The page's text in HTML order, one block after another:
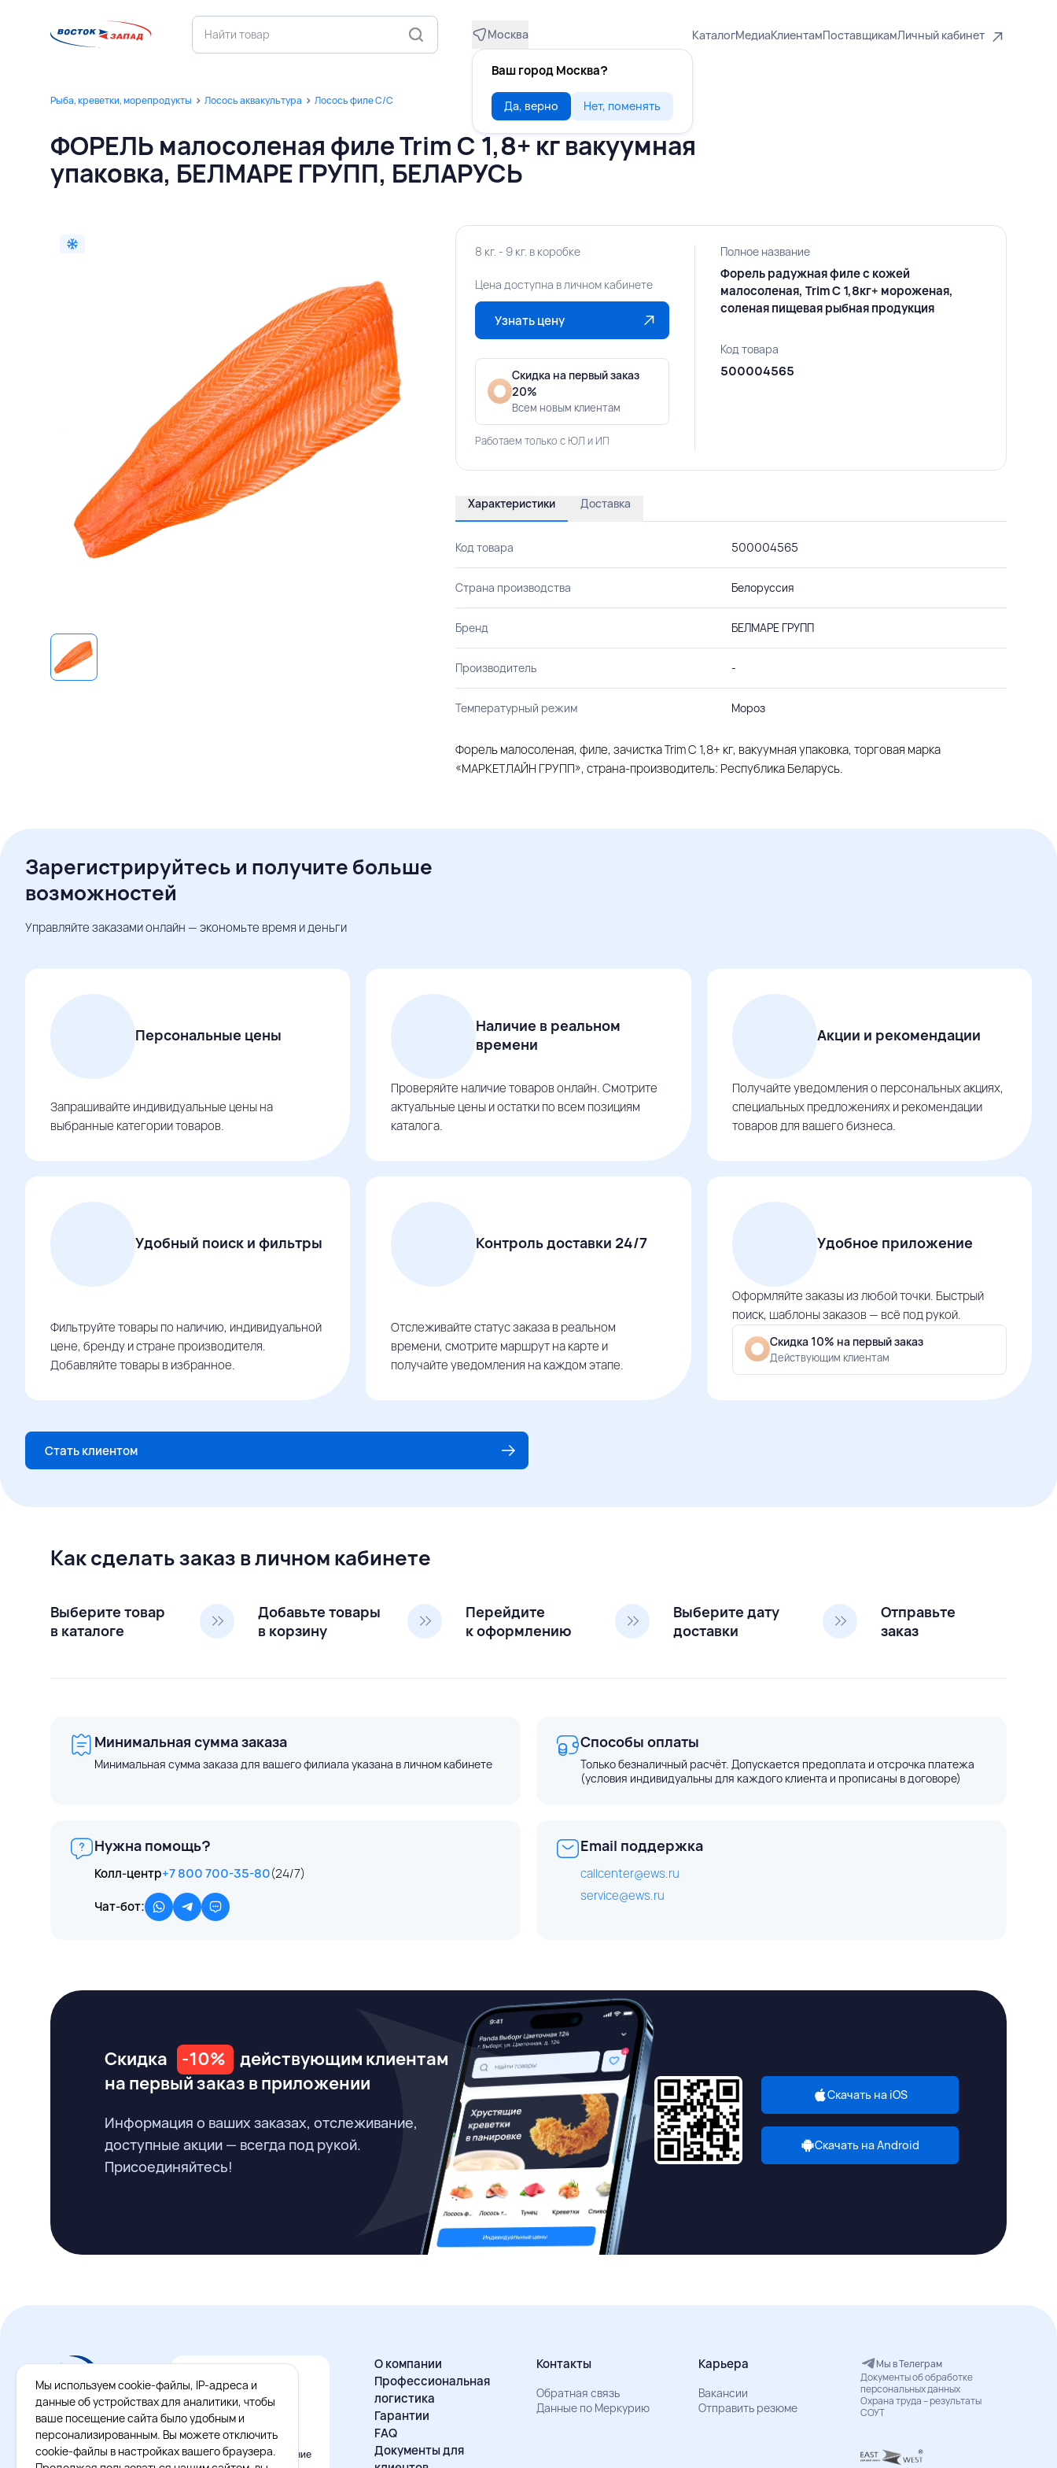
Москва
Ваш город Москва?
Да, верно Нет, поменять
КаталогМедиаКлиентамПоставщикамЛичный кабинет
Рыба, креветки, морепродукты Лосось аквакультура Лосось филе С/С
ФОРЕЛЬ малосоленая филе Trim C 1,8+ кг вакуумная
упаковка, БЕЛМАРЕ ГРУПП, БЕЛАРУСЬ
8 кг. - 9 кг. в коробке
Цена доступна в личном кабинете
Узнать цену
Скидка на первый заказ
20%
Всем новым клиентам
Работаем только с ЮЛ и ИП
Полное название
Форель радужная филе c кожей
малосоленая, Trim C 1,8кг+ мороженая,
соленая пищевая рыбная продукция
Код товара
500004565
Характеристики Доставка
Код товара 500004565
Страна производства Белоруссия
Бренд БЕЛМАРЕ ГРУПП
Производитель -
Температурный режим Мороз
Форель малосоленая, филе, зачистка Trim С 1,8+ кг, вакуумная упаковка, торговая марка
«МАРКЕТЛАЙН ГРУПП», страна-производитель: Республика Беларусь.
Зарегистрируйтесь и получите больше
возможностей
Управляйте заказами онлайн — экономьте время и деньги
Персональные цены
Запрашивайте индивидуальные цены на
выбранные категории товаров.
Наличие в реальном
времени
Проверяйте наличие товаров онлайн. Смотрите
актуальные цены и остатки по всем позициям
каталога.
Акции и рекомендации
Получайте уведомления о персональных акциях,
специальных предложениях и рекомендации
товаров для вашего бизнеса.
Удобный поиск и фильтры
Фильтруйте товары по наличию, индивидуальной
цене, бренду и стране производителя.
Добавляйте товары в избранное.
Контроль доставки 24/7
Отслеживайте статус заказа в реальном
времени, смотрите маршрут на карте и
получайте уведомления на каждом этапе.
Удобное приложение
Оформляйте заказы из любой точки. Быстрый
поиск, шаблоны заказов — всё под рукой.
Скидка 10% на первый заказ
Действующим клиентам
Стать клиентом
Как сделать заказ в личном кабинете
Выберите товар
в каталоге
Добавьте товары
в корзину
Перейдите
к оформлению
Выберите дату
доставки
Отправьте
заказ
Минимальная сумма заказа
Минимальная сумма заказа для вашего филиала указана в личном кабинете
Способы оплаты
Только безналичный расчёт. Допускается предоплата и отсрочка платежа
(условия индивидуальны для каждого клиента и прописаны в договоре)
Нужна помощь?
Колл-центр+7 800 700-35-80(24/7)
Чат-бот:
Email поддержка
callcenter@ews.ru
service@ews.ru
Скидка -10%
действующим клиентам
на первый заказ в приложении
Информация о ваших заказах, отслеживание,
доступные акции — всегда под рукой.
Присоединяйтесь!
Скачать на iOS
Скачать на Android
Официальное приложение
О компании
Профессиональная
логистика
Гарантии
FAQ
Документы для
Контакты
Обратная связь
Данные по Меркурию
Карьера
Вакансии
Отправить резюме
Мы в Телеграм
Документы об обработке
персональных данных
Охрана труда – результаты
СОУТ
Мы используем cookie-файлы, IP-адреса и
данные об устройствах для аналитики, чтобы
ваше посещение сайта было удобным и
персонализированным. Вы можете отключить
cookie-файлы в настройках вашего браузера.